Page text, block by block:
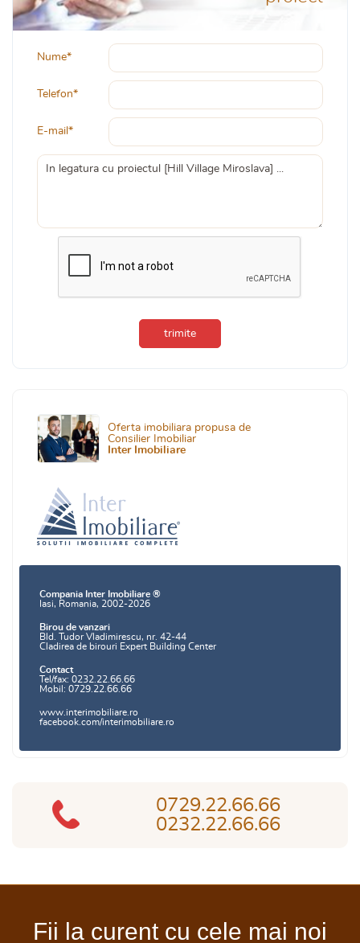
0729.22.66.66
0232.22.66.66
Nume*
Telefon*
E-mail*
trimite
Oferta imobiliara propusa de
Consilier Imobiliar
Inter Imobiliare
Compania Inter Imobiliare ®
Iasi, Romania, 2002-2026
Birou de vanzari
Bld. Tudor Vladimirescu, nr. 42-44
Cladirea de birouri Expert Building Center
Contact
Tel/fax: 0232.22.66.66
Mobil: 0729.22.66.66
www.interimobiliare.ro
facebook.com/interimobiliare.ro
Fii la curent cu cele mai noi